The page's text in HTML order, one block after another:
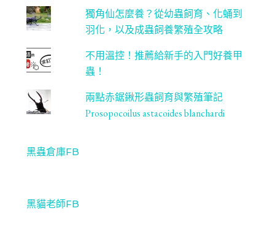
獨角仙怎麼養？從幼蟲飼育、化蛹到
羽化，以及成蟲飼養繁殖全攻略
不用溫控！推薦給新手的入門好養甲
蟲！
兩點赤鋸鍬形蟲飼育與繁殖筆記
Prosopocoilus astacoides blanchardi
黑蟲倉庫FB
黑貓老師FB